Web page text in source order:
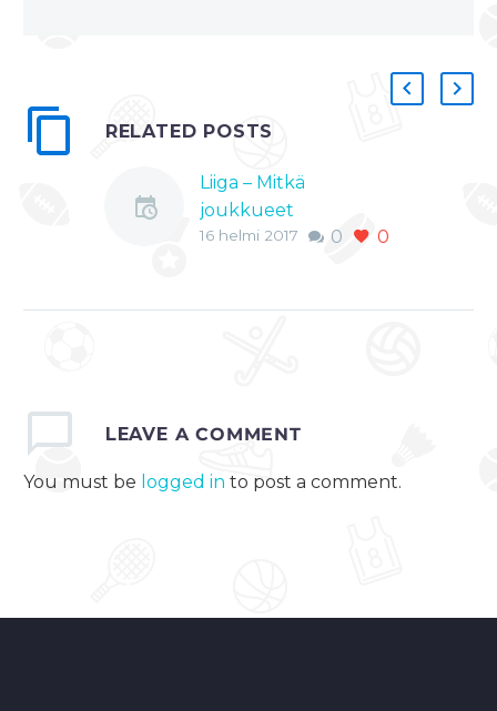
RELATED POSTS
Liiga – Mitkä
joukkueet
vahvistuivat
joukkueet
ajatellen parhaiten.
0 0
16 helmi 2017
LEAVE A COMMENT
You must be logged in to post a comment.